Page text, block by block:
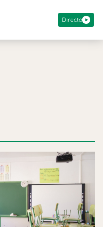
Directo